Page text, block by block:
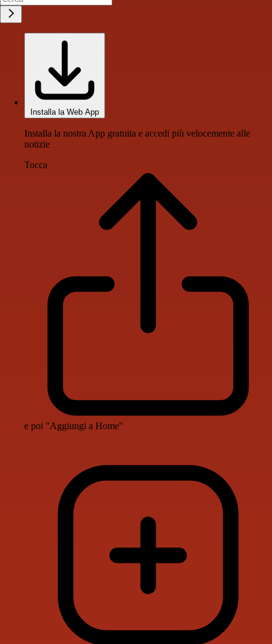
Installa la Web App
Installa la nostra App gratuita e accedi più velocemente alle
notizie
Tocca
e poi "Aggiungi a Home"